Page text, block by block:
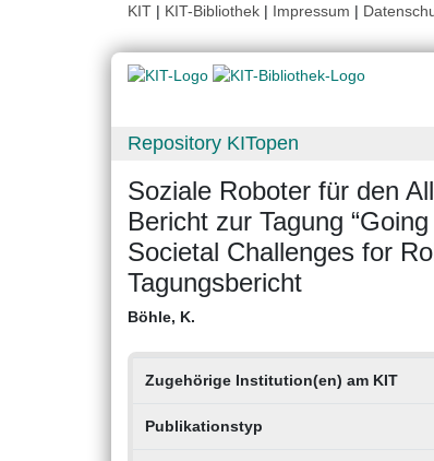
KIT | KIT-Bibliothek | Impressum |
Repository KITopen
Soziale Roboter für den
Bericht zur Tagung
Societal Challenges for
Tagungsbericht
Böhle, K.
Zugehörige Institution(en) am KIT
Publikationstyp